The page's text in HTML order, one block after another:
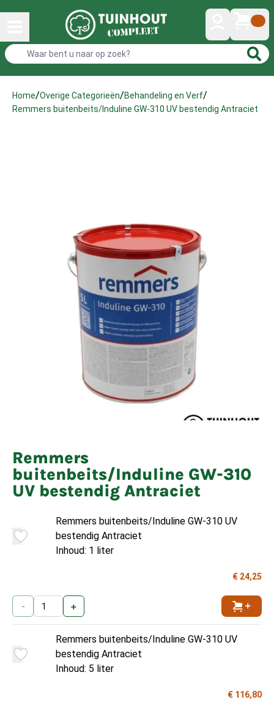
Home/Overige Categorieën/Behandeling en Verf/
Remmers buitenbeits/Induline GW-310 UV bestendig Antraciet
Remmers
buitenbeits/Induline GW-310
UV bestendig Antraciet
Remmers buitenbeits/Induline GW-310 UV
bestendig Antraciet
Inhoud: 1 liter
€ 24,25
- +
Remmers buitenbeits/Induline GW-310 UV
bestendig Antraciet
Inhoud: 5 liter
€ 116,80